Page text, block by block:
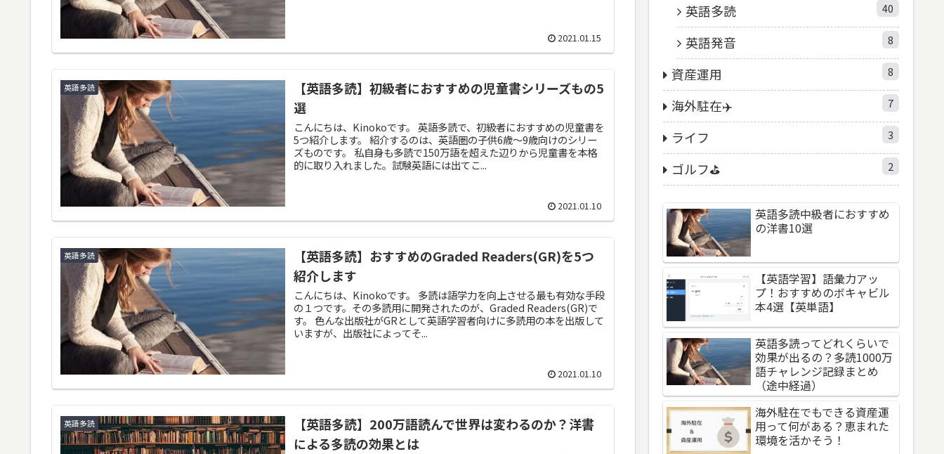
2021.01.15
英語多読
【英語多読】初級者におすすめの児童書シリーズもの5
選
こんにちは、Kinokoです。 英語多読で、初級者におすすめの児童書を
5つ紹介します。 紹介するのは、英語圏の子供6歳～9歳向けのシリー
ズものです。 私自身も多読で150万語を超えた辺りから児童書を本格
的に取り入れました。試験英語には出てこ...
2021.01.10
英語多読
【英語多読】おすすめのGraded Readers(GR)を5つ
紹介します
こんにちは、Kinokoです。 多読は語学力を向上させる最も有効な手段
の１つです。その多読用に開発されたのが、Graded Readers(GR)で
す。 色んな出版社がGRとして英語学習者向けに多読用の本を出版して
いますが、出版社によってそ...
2021.01.10
英語多読
【英語多読】200万語読んで世界は変わるのか？洋書
による多読の効果とは
英語多読 40
英語発音 8
資産運用 8
海外駐在✈️ 7
ライフ 3
ゴルフ⛳️ 2
英語多読中級者におすすめ
の洋書10選
【英語学習】語彙力アッ
プ！おすすめのボキャビル
本4選【英単語】
英語多読ってどれくらいで
効果が出るの？多読1000万
語チャレンジ記録まとめ
（途中経過）
海外駐在でもできる資産運
用って何がある？恵まれた
環境を活かそう！